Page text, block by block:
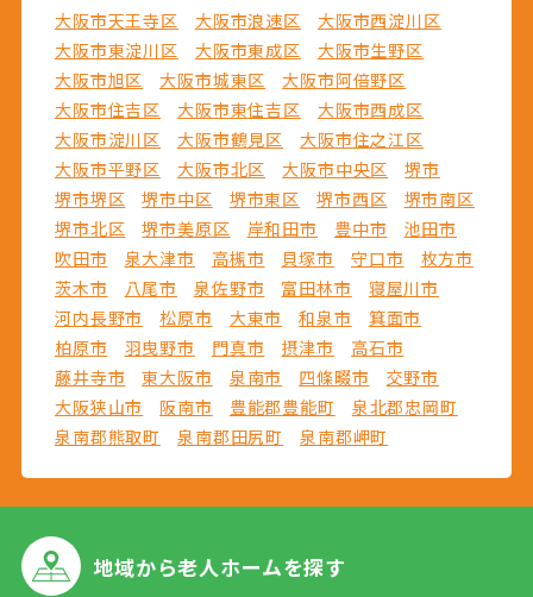
大阪市天王寺区
大阪市浪速区
大阪市西淀川区
大阪市東淀川区
大阪市東成区
大阪市生野区
大阪市旭区
大阪市城東区
大阪市阿倍野区
大阪市住吉区
大阪市東住吉区
大阪市西成区
大阪市淀川区
大阪市鶴見区
大阪市住之江区
大阪市平野区
大阪市北区 大阪市中央区
堺市
堺市堺区
堺市中区 堺市東区 堺市西区
堺市南区
堺市北区
堺市美原区 岸和田市 豊中市
池田市
吹田市
泉大津市 高槻市 貝塚市 守口市
枚方市
茨木市
八尾市 泉佐野市 富田林市
寝屋川市
河内長野市
松原市 大東市 和泉市
箕面市
柏原市
羽曳野市 門真市 摂津市
高石市
藤井寺市
東大阪市 泉南市 四條畷市
交野市
大阪狭山市
阪南市 豊能郡豊能町
泉北郡忠岡町
泉南郡熊取町
泉南郡田尻町 泉南郡岬町
地域から老人ホームを探す